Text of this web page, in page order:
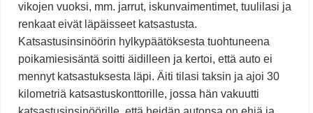
vikojen vuoksi, mm. jarrut, iskunvaimentimet, tuulilasi ja
renkaat eivät läpäisseet katsastusta.
Katsastusinsinöörin hylkypäätöksesta tuohtuneena
poikamiesisäntä soitti äidilleen ja kertoi, että auto ei
mennyt katsastuksesta läpi. Äiti tilasi taksin ja ajoi 30
kilometriä katsastuskonttorille, jossa hän vakuutti